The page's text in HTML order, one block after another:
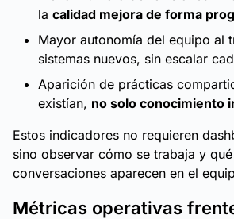
la calidad mejora de forma
Mayor autonomía del equipo al
sistemas nuevos, sin escalar
Aparición de prácticas
existían, no solo conocimiento
Estos indicadores no requieren
sino observar cómo se trabaja y
conversaciones aparecen en el
Métricas operativas